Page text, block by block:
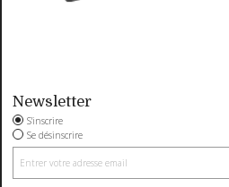
Newsletter
S'inscrire
Se désinscrire